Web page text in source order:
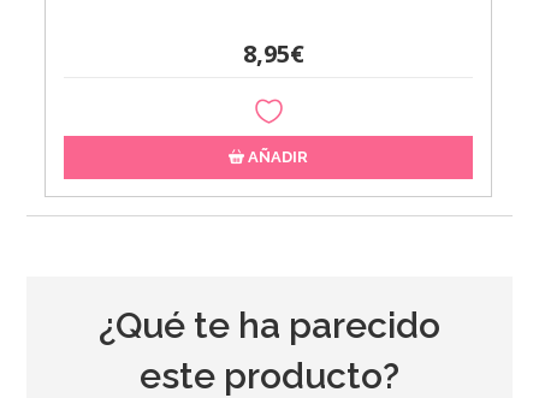
8,95€
AÑADIR
¿Qué te ha parecido
este producto?